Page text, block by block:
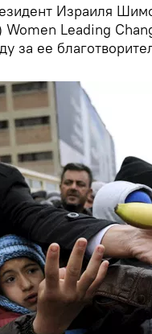
Израиля
Leading
за ее